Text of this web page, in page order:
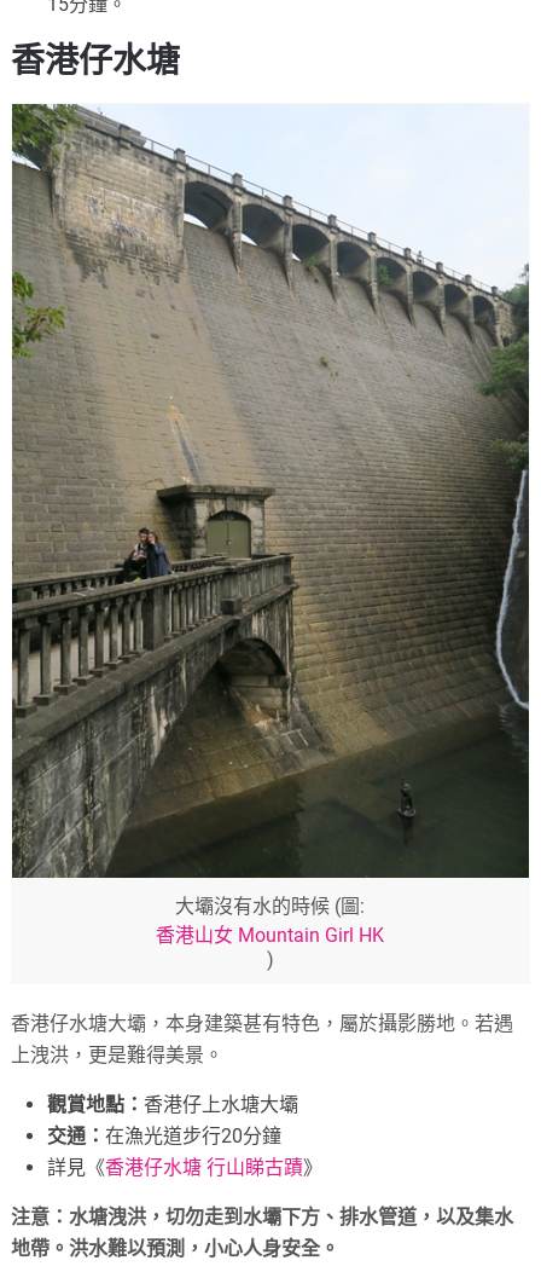
香港仔水塘
大壩沒有水的時候 (圖:
香港山女 Mountain Girl HK
)
香港仔水塘大壩，本身建築甚有特色，屬於攝影勝地。若遇
上洩洪，更是難得美景。
觀賞地點： 香港仔上水塘大壩
交通：在漁光道步行20分鐘
詳見《香港仔水塘 行山睇古蹟》
注意：水塘洩洪，切勿走到水壩下方、排水管道，以及集水
地帶。洪水難以預測，小心人身安全。